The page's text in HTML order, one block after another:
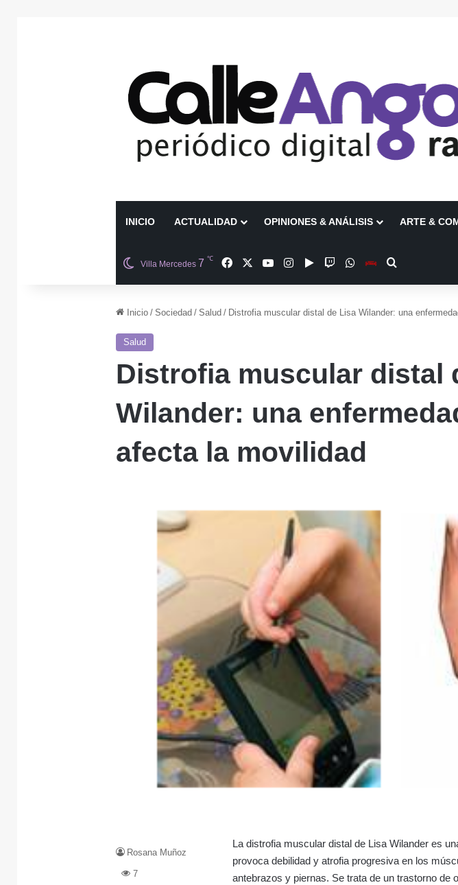
INICIO ACTUALIDAD OPINIONES & ANÁLISIS ARTE &
Villa Mercedes 7 ℃ FacebookYouTubeInstagramGoogle Play
TwitchWhatsAppEscuchanos en
Inicio / Sociedad / Salud / Distrofia muscular distal de Lisa Wilander: una
Salud
Distrofia muscular distal
Wilander: una
afecta la movilidad
La distrofia muscular distal de Lisa Wilander es
provoca debilidad y atrofia progresiva en los
antebrazos y piernas. Se trata de un trastorno de
Rosana Muñoz
7